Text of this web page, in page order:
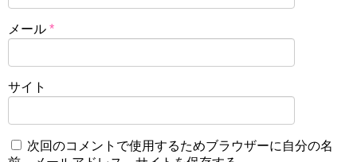
メール *
サイト
次回のコメントで使用するためブラウザーに自分の名